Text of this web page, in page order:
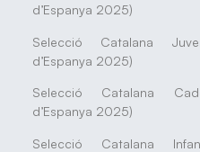
d’Espanya 2025)
Selecció Catalana
d’Espanya 2025)
Selecció Catalana
d’Espanya 2025)
Selecció Catalana